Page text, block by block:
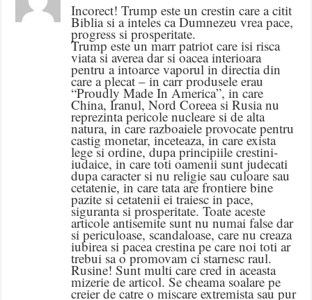
Incorect! Trump este un crestin care a citit
Biblia si a inteles ca Dumnezeu vrea pace,
progress si prosperitate.
Trump este un marr patriot care isi risca
viata si averea dar si oacea interioara
pentru a intoarce vaporul in directia din
care a plecat – in carr produsele erau
“Proudly Made In America”, in care
China, Iranul, Nord Coreea si Rusia nu
reprezinta pericole nucleare si de alta
natura, in care razboaiele provocate pentru
castig monetar, inceteaza, in care exista
lege si ordine, dupa principiile crestini-
iudaice, in care toti oamenii sunt judecati
dupa caracter si nu religie sau culoare sau
cetatenie, in care tata are frontiere bine
pazite si cetatenii ei traiesc in pace,
siguranta si prosperitate. Toate aceste
articole antisemite sunt nu numai false dar
si periculoase, scandaloase, care nu creaza
iubirea si pacea crestina pe care noi toti ar
trebui sa o promovam ci starnesc raul.
Rusine! Sunt multi care cred in aceasta
mizerie de articol. Se cheama soalare pe
creier de catre o miscare extremista sau pur